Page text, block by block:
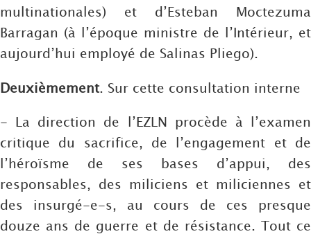
multinationales) et d’Esteban Moctezuma
Barragan (à l’époque ministre de l’Intérieur, et
aujourd’hui employé de Salinas Pliego).
Deuxièmement. Sur cette consultation interne
- La direction de l’EZLN procède à l’examen
critique du sacrifice, de l’engagement et de
l’héroïsme de ses bases d’appui, des
responsables, des miliciens et miliciennes et
des insurgé-e-s, au cours de ces presque
douze ans de guerre et de résistance. Tout ce